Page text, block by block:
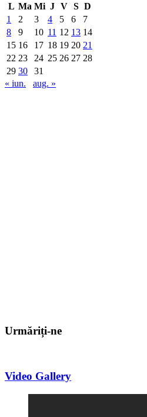
L Ma Mi J V S D
1
2 3 4 5 6
7
8
9 10 11 12 13 14
15 16 17 18 19 20 21
22 23 24 25 26 27 28
29 30
31
« iun.
aug. »
Urmăriți-ne
Video Gallery